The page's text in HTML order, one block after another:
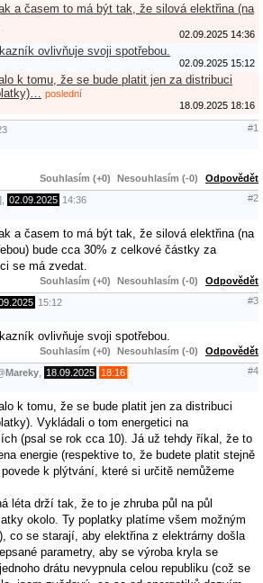
a časem to má být tak, že silová elektřina (na
02.09.2025 14:36
ovlivňuje svoji spotřebou.
02.09.2025 15:12
k tomu, že se bude platit jen za distribuci
poslední
18.09.2025 18:16
#1
Souhlasím (+0) Nesouhlasím (-0) Odpovědět
02.09.2025 14:36 #2
a časem to má být tak, že silová elektřina (na
bude cca 30% z celkové částky za
se má zvedat.
Souhlasím (+0) Nesouhlasím (-0) Odpovědět
15:12 #3
ovlivňuje svoji spotřebou.
Souhlasím (+0) Nesouhlasím (-0) Odpovědět
Mareky 18.09.2025 18:16 #4
k tomu, že se bude platit jen za distribuci
Vykládali o tom energetici na
(psal se rok cca 10). Já už tehdy říkal, že to
energie (respektive to, že budete platit stejně
k plýtvání, které si určitě nemůžeme
léta drží tak, že to je zhruba půl na půl
okolo. Ty poplatky platíme všem možným
co se starají, aby elektřina z elektrárny došla
parametry, aby se výroba kryla se
drátu nevypnula celou republiku (což se